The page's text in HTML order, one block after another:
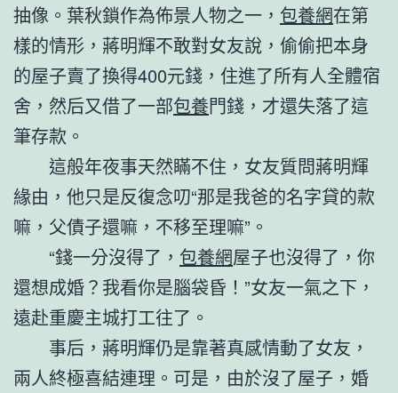
抽像。葉秋鎖作為佈景人物之一， 包養網在第
樣的情形，蔣明輝不敢對女友說，偷偷把本身
的屋子賣了換得400元錢，住進了所有人全體宿
舍，然后又借了一部包養門錢，才還失落了這
筆存款。
這般年夜事天然瞞不住，女友質問蔣明輝
緣由，他只是反復念叨“那是我爸的名字貸的款
嘛，父債子還嘛，不移至理嘛”。
“錢一分沒得了， 包養網屋子也沒得了，你
還想成婚？我看你是腦袋昏！”女友一氣之下，
遠赴重慶主城打工往了。
事后，蔣明輝仍是靠著真感情動了女友，
兩人終極喜結連理。可是，由於沒了屋子，婚